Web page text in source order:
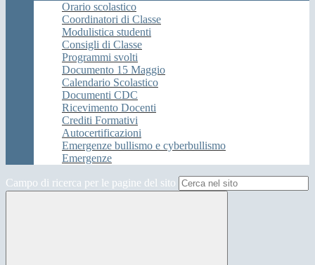
Orario scolastico
Coordinatori di Classe
Modulistica studenti
Consigli di Classe
Programmi svolti
Documento 15 Maggio
Calendario Scolastico
Documenti CDC
Ricevimento Docenti
Crediti Formativi
Autocertificazioni
Emergenze bullismo e cyberbullismo
Emergenze
Campo di ricerca per le pagine del sito